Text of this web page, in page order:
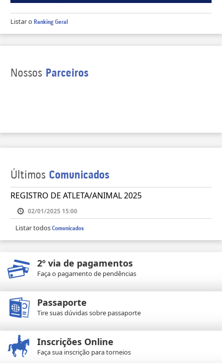
Listar o Ranking Geral
Nossos Parceiros
Últimos Comunicados
REGISTRO DE ATLETA/ANIMAL 2025
02/01/2025 15:00
Listar todos Comunicados
2º via de pagamentos
Faça o pagamento de pendências
Passaporte
Tire suas dúvidas sobre passaporte
Inscrições Online
Faça sua inscrição para torneios